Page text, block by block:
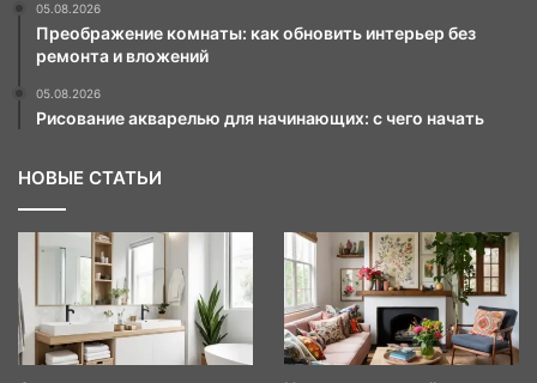
05.08.2026
Преображение комнаты: как обновить интерьер без
ремонта и вложений
05.08.2026
Рисование акварелью для начинающих: с чего начать
НОВЫЕ СТАТЬИ